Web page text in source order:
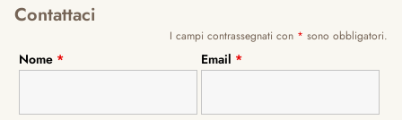
Contattaci
I campi contrassegnati con * sono obbligatori.
Nome * Email *